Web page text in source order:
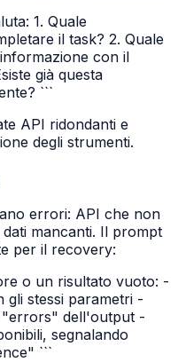
1. Quale
il task? 2. Quale
con il
già questa
```
API ridondanti e
degli strumenti.
errori: API che non
mancanti. Il prompt
per il recovery:
o un risultato vuoto: -
stessi parametri -
dell'output -
segnalando
```